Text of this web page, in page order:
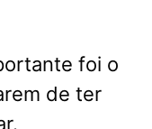
foi o
de ter